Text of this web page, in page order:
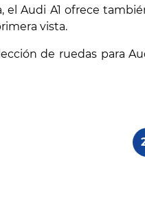
el Audi A1 ofrece
vista.
de ruedas para